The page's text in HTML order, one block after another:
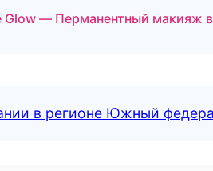
Glow — Перманентный макияж
в регионе Южный